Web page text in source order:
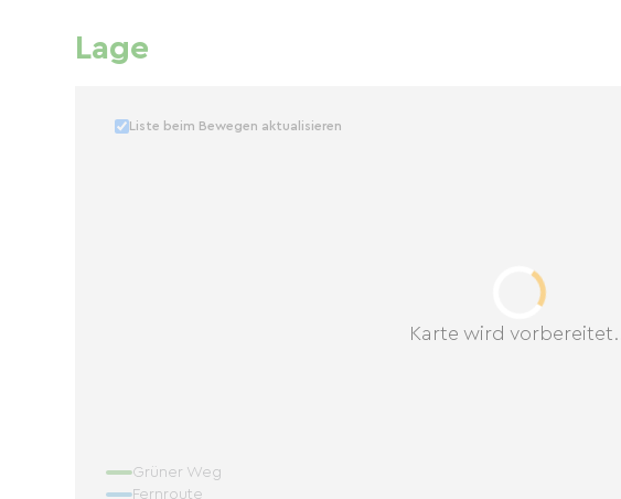
Lage
Karte wird vorbereitet...
Liste beim Bewegen aktualisieren
Grüner Weg
Fernroute